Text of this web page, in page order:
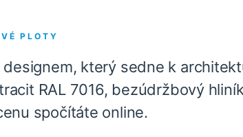
PLOTY
který sedne k
RAL 7016, bezúdržbový
spočítáte online.